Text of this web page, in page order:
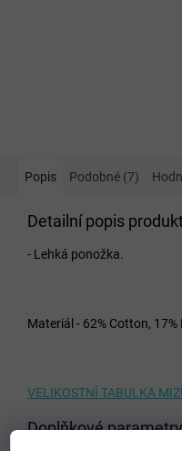
Popis Podobné (7)
Detailní popis
- Lehká ponožka.
Materiál - 62% Cotton, 17%
VELIKOSTNÍ TABULKA
Doplňkové parametry